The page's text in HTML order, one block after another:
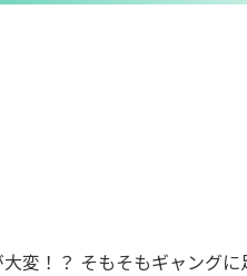
変！？ そもそもギャング